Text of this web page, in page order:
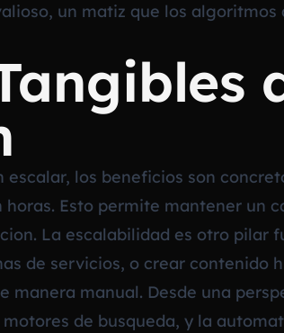
un matiz que los algoritmos
los beneficios son
Esto permite mantener un
La escalabilidad es otro pilar
de servicios, o crear contenido
manual. Desde una
de busqueda, y la